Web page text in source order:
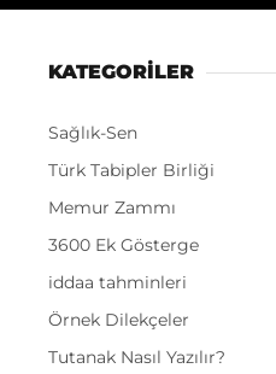
KATEGORİLER
Sağlık-Sen
Türk Tabipler Birliği
Memur Zammı
3600 Ek Gösterge
iddaa tahminleri
Örnek Dilekçeler
Tutanak Nasıl Yazılır?